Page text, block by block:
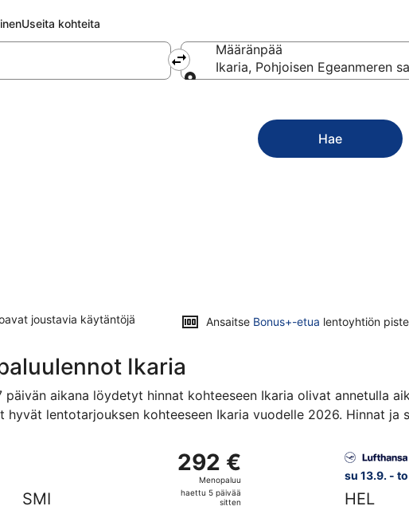
Useita kohteita
Määränpää
Ikaria, Pohjoisen Egeanmeren
Hae
joustavia käytäntöjä
Ansaitse Bonus+-etua lentoyhtiön
Ikaria
päivän aikana löydetyt hinnat kohteeseen Ikaria olivat annetulla
hyvät lentotarjouksen kohteeseen Ikaria vuodelle 2026. Hinnat ja
SMI
292 €
Menopaluu,
haettu
292 €
Menopaluu
haettu 5 päivää
sitten
su 13.9. - to
HEL